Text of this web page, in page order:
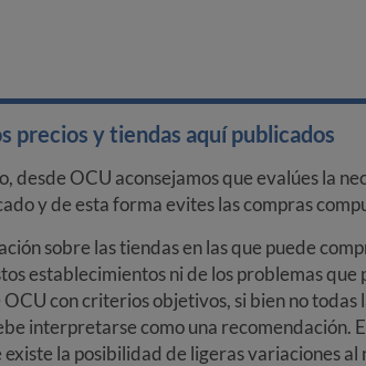
precios y tiendas aquí publicados
OCU aconsejamos que evalúes la
y de esta forma evites las compras
sobre las tiendas en las que puede
establecimientos ni de los problemas
con criterios objetivos, si bien no
interpretarse como una recomendación.
la posibilidad de ligeras variaciones